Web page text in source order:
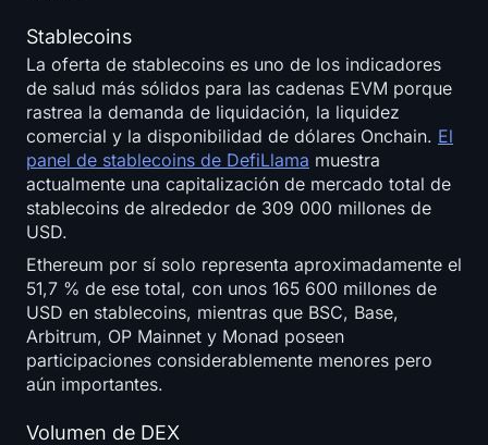
Stablecoins
La oferta de stablecoins es uno de los indicadores
de salud más sólidos para las cadenas EVM porque
rastrea la demanda de liquidación, la liquidez
comercial y la disponibilidad de dólares Onchain. El
panel de stablecoins de DefiLlama muestra
actualmente una capitalización de mercado total de
stablecoins de alrededor de 309 000 millones de
USD.
Ethereum por sí solo representa aproximadamente el
51,7 % de ese total, con unos 165 600 millones de
USD en stablecoins, mientras que BSC, Base,
Arbitrum, OP Mainnet y Monad poseen
participaciones considerablemente menores pero
aún importantes.
Volumen de DEX